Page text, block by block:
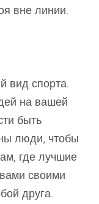
вне линии.
вид спорта.
на вашей
быть
люди, чтобы
где лучшие
своими
друга.